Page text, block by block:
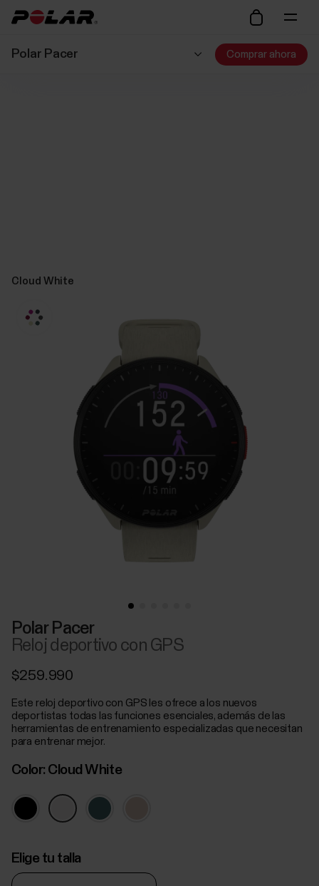
Polar Pacer Comprar ahora
Cloud White
Polar Pacer
Reloj deportivo con GPS
$259.990
Este reloj deportivo con GPS les ofrece a los nuevos
deportistas todas las funciones esenciales, además de las
herramientas de entrenamiento especializadas que necesitan
para entrenar mejor.
Color: Cloud White
Elige tu talla